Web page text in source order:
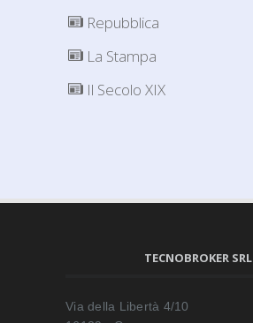
Repubblica
La Stampa
Il Secolo XIX
TECNOBROKER SRL
Via della Libertà 4/10